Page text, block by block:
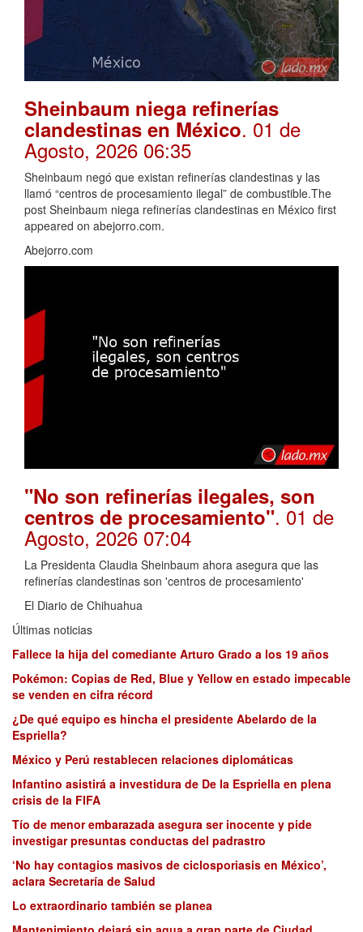
Sheinbaum niega refinerías
clandestinas en México. 01 de
Agosto, 2026 06:35
Sheinbaum negó que existan refinerías clandestinas y las
llamó “centros de procesamiento ilegal” de combustible.The
post Sheinbaum niega refinerías clandestinas en México first
appeared on abejorro.com.
Abejorro.com
"No son refinerías ilegales, son
centros de procesamiento". 01 de
Agosto, 2026 07:04
La Presidenta Claudia Sheinbaum ahora asegura que las
refinerías clandestinas son 'centros de procesamiento'
El Diario de Chihuahua
Últimas noticias
Fallece la hija del comediante Arturo Grado a los 19 años
Pokémon: Copias de Red, Blue y Yellow en estado impecable
se venden en cifra récord
¿De qué equipo es hincha el presidente Abelardo de la
Espriella?
México y Perú restablecen relaciones diplomáticas
Infantino asistirá a investidura de De la Espriella en plena
crisis de la FIFA
Tío de menor embarazada asegura ser inocente y pide
investigar presuntas conductas del padrastro
‘No hay contagios masivos de ciclosporiasis en México’,
aclara Secretaría de Salud
Lo extraordinario también se planea